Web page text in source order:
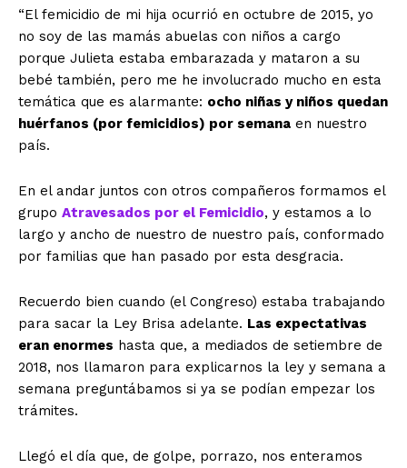
“El femicidio de mi hija ocurrió en octubre de 2015, yo
no soy de las mamás abuelas con niños a cargo
porque Julieta estaba embarazada y mataron a su
bebé también, pero me he involucrado mucho en esta
temática que es alarmante: ocho niñas y niños quedan
huérfanos (por femicidios) por semana en nuestro
país.
En el andar juntos con otros compañeros formamos el
grupo Atravesados por el Femicidio, y estamos a lo
largo y ancho de nuestro de nuestro país, conformado
por familias que han pasado por esta desgracia.
Recuerdo bien cuando (el Congreso) estaba trabajando
para sacar la Ley Brisa adelante. Las expectativas
eran enormes hasta que, a mediados de setiembre de
2018, nos llamaron para explicarnos la ley y semana a
semana preguntábamos si ya se podían empezar los
trámites.
Llegó el día que, de golpe, porrazo, nos enteramos